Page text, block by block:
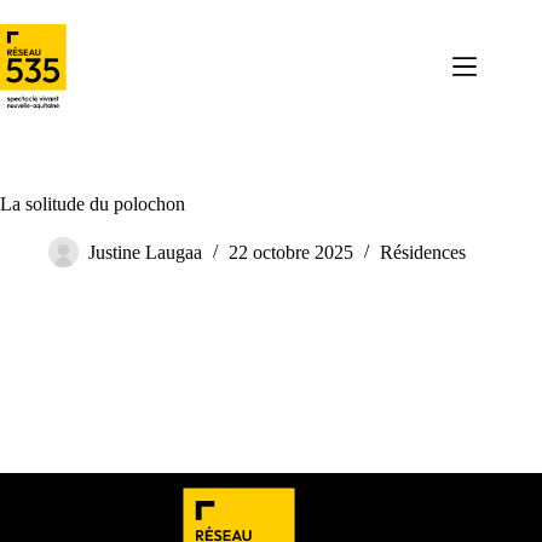
La solitude du polochon
Justine Laugaa 22 octobre 2025 Résidences